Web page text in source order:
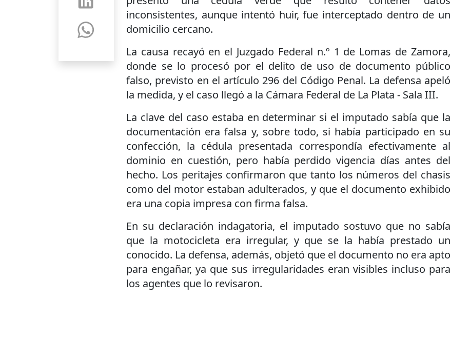
inconsistentes, aunque intentó huir, fue interceptado dentro de un
domicilio cercano.
La causa recayó en el Juzgado Federal n.º 1 de Lomas de Zamora,
donde se lo procesó por el delito de uso de documento público
falso, previsto en el artículo 296 del Código Penal. La defensa apeló
la medida, y el caso llegó a la Cámara Federal de La Plata - Sala III.
La clave del caso estaba en determinar si el imputado sabía que la
documentación era falsa y, sobre todo, si había participado en su
confección, la cédula presentada correspondía efectivamente al
dominio en cuestión, pero había perdido vigencia días antes del
hecho. Los peritajes confirmaron que tanto los números del chasis
como del motor estaban adulterados, y que el documento exhibido
era una copia impresa con firma falsa.
En su declaración indagatoria, el imputado sostuvo que no sabía
que la motocicleta era irregular, y que se la había prestado un
conocido. La defensa, además, objetó que el documento no era apto
para engañar, ya que sus irregularidades eran visibles incluso para
los agentes que lo revisaron.